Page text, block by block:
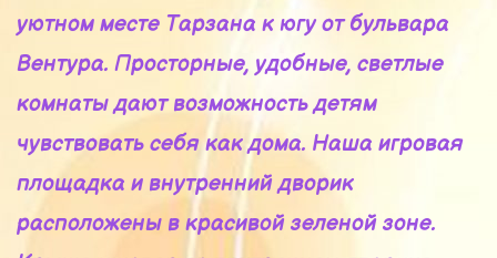
уютном месте Тарзана к югу от бульвара
Вентура. Просторные, удобные, светлые
комнаты дают возможность детям
чувствовать себя как дома. Наша игровая
площадка и внутренний дворик
расположены в красивой зеленой зоне.